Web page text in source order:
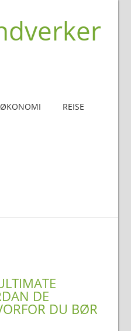
ØKONOMI REISE
DE
DU BØR